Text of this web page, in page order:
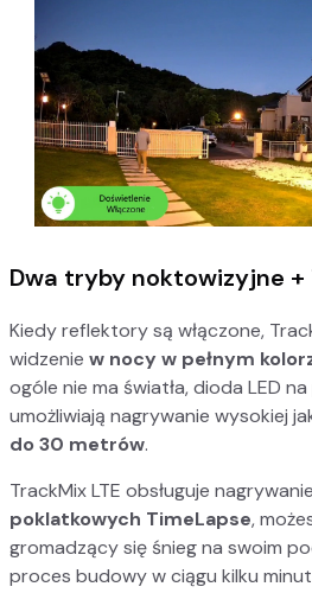
Dwa tryby noktowizyjne +
Kiedy reflektory są włączone,
widzenie w nocy w pełnym
ogóle nie ma światła, dioda LED
umożliwiają nagrywanie wysokiej
do 30 metrów.
TrackMix LTE obsługuje nagrywanie
poklatkowych TimeLapse,
gromadzący się śnieg na swoim
proces budowy w ciągu kilku